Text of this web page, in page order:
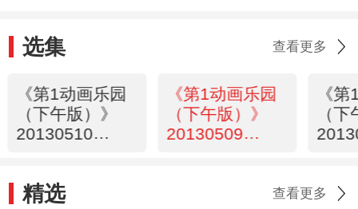
选集 查看更多
《第1动画乐园
（下午版）》
20130510
《第1动画乐园
（下午版）》
20130509
《
（
精选 查看更多